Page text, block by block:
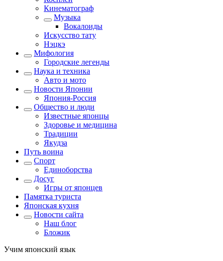
Кинематограф
Музыка
Вокалоиды
Искусство тату
Нэцкэ
Мифология
Городские легенды
Наука и техника
Авто и мото
Новости Японии
Япония-Россия
Общество и люди
Известные японцы
Здоровье и медицина
Традиции
Якудза
Путь воина
Спорт
Единоборства
Досуг
Игры от японцев
Памятка туриста
Японская кухня
Новости сайта
Наш блог
Бложик
Учим японский язык